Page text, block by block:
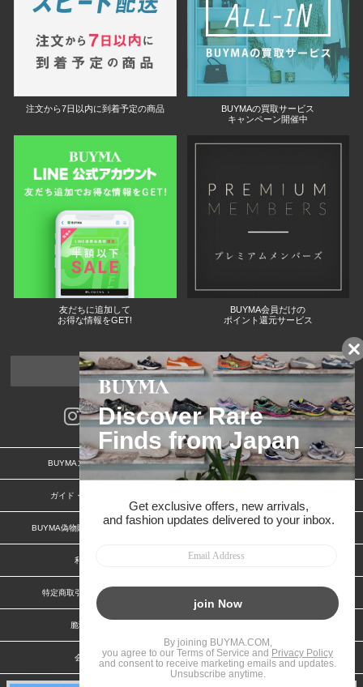
注文から7日以内に到着予定の商品
BUYMAの買取サービス
キャンペーン開催中
友だちに追加して
お得な情報をGET!
BUYMA会員だけの
ポイント還元サービス
ページトップへ
BUYMAスタートガイド 安心への取り組み
ガイド・お問い合わせ
BUYMA偽物販売防止の取り組み BUYMA CARD
利用規約
特定商取引法に関する表記
脆弱性報告
会社案内 スタッフ募集